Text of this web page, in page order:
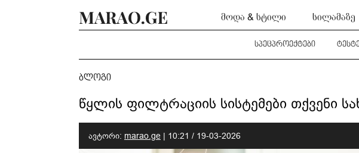
მოდა & სტილი სილამაზე
სპეცპროექტები
ბლოგი
წყლის ფილტრაციის სისტემები თქვენი
ავტორი: marao.ge | 10:21 / 19-03-2026